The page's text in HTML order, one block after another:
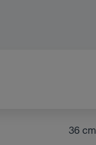
36 cm